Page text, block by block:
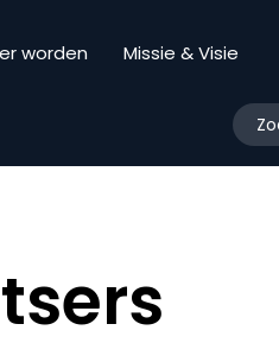
worden Missie & Visie